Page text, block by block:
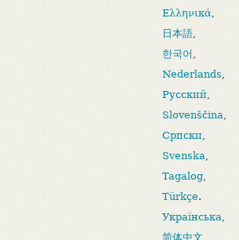
Ελληνικά,
日本語,
한국어 ,
Nederlands,
Русский,
Slovenščina,
Српски,
Svenska,
Tagalog,
Türkçe.
Українська,
简体中文,